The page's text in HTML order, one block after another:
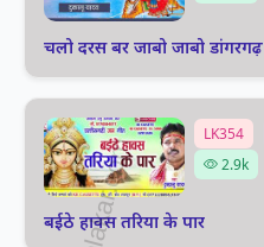
चलो दरस बर जाबो जाबो
LK354
2.9k
बईठे हावस तरिया के पार